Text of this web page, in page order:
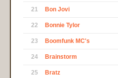
21 Bon Jovi
22 Bonnie Tylor
23 Boomfunk MC's
24 Brainstorm
25 Bratz